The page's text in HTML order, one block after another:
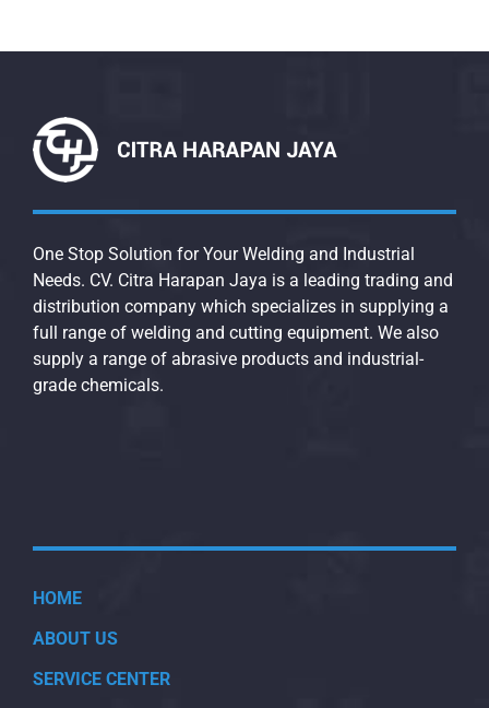
One Stop Solution for Your Welding and Industrial
Needs. CV. Citra Harapan Jaya is a leading trading and
distribution company which specializes in supplying a
full range of welding and cutting equipment. We also
supply a range of abrasive products and industrial-
grade chemicals.
HOME
ABOUT US
SERVICE CENTER